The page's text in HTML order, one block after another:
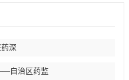
深
自治区药监